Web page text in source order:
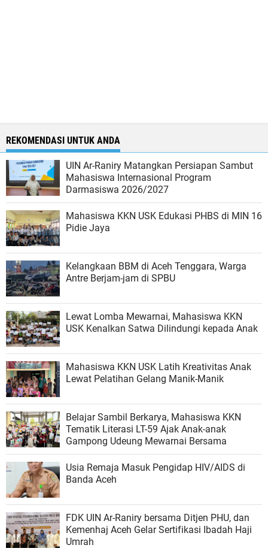
REKOMENDASI UNTUK ANDA
UIN Ar-Raniry Matangkan Persiapan Sambut
Mahasiswa Internasional Program
Darmasiswa 2026/2027
Mahasiswa KKN USK Edukasi PHBS di MIN 16
Pidie Jaya
Kelangkaan BBM di Aceh Tenggara, Warga
Antre Berjam-jam di SPBU
Lewat Lomba Mewarnai, Mahasiswa KKN
USK Kenalkan Satwa Dilindungi kepada Anak
Mahasiswa KKN USK Latih Kreativitas Anak
Lewat Pelatihan Gelang Manik-Manik
Belajar Sambil Berkarya, Mahasiswa KKN
Tematik Literasi LT-59 Ajak Anak-anak
Gampong Udeung Mewarnai Bersama
Usia Remaja Masuk Pengidap HIV/AIDS di
Banda Aceh
FDK UIN Ar-Raniry bersama Ditjen PHU, dan
Kemenhaj Aceh Gelar Sertifikasi Ibadah Haji
Umrah